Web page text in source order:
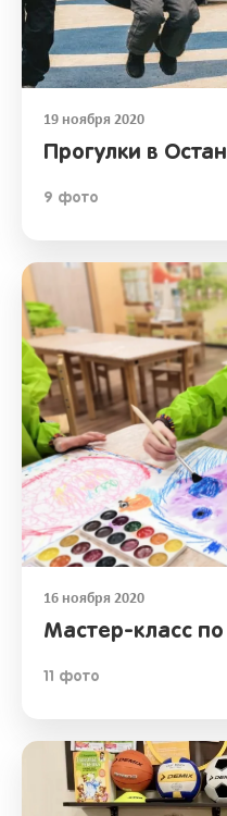
19 ноября 2020
Прогулки в
9 фото
16 ноября 2020
Мастер-класс
11 фото